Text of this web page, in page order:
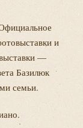
и
—
Базилюк
семьи.